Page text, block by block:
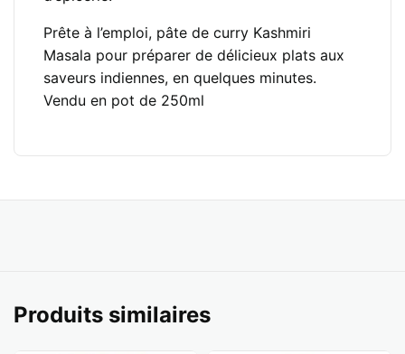
Prête à l’emploi, pâte de curry Kashmiri
Masala pour préparer de délicieux plats aux
saveurs indiennes, en quelques minutes.
Vendu en pot de 250ml
Produits similaires